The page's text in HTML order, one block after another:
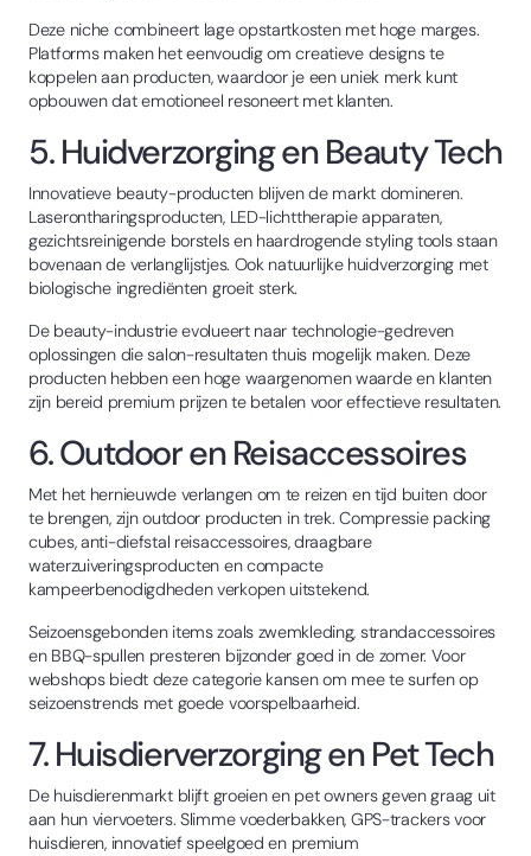
Deze niche combineert lage opstartkosten met hoge marges.
Platforms maken het eenvoudig om creatieve designs te
koppelen aan producten, waardoor je een uniek merk kunt
opbouwen dat emotioneel resoneert met klanten.
5. Huidverzorging en Beauty Tech
Innovatieve beauty-producten blijven de markt domineren.
Laserontharingsproducten, LED-lichttherapie apparaten,
gezichtsreinigende borstels en haardrogende styling tools staan
bovenaan de verlanglijstjes. Ook natuurlijke huidverzorging met
biologische ingrediënten groeit sterk.
De beauty-industrie evolueert naar technologie-gedreven
oplossingen die salon-resultaten thuis mogelijk maken. Deze
producten hebben een hoge waargenomen waarde en klanten
zijn bereid premium prijzen te betalen voor effectieve resultaten.
6. Outdoor en Reisaccessoires
Met het hernieuwde verlangen om te reizen en tijd buiten door
te brengen, zijn outdoor producten in trek. Compressie packing
cubes, anti-diefstal reisaccessoires, draagbare
waterzuiveringsproducten en compacte
kampeerbenodigdheden verkopen uitstekend.
Seizoensgebonden items zoals zwemkleding, strandaccessoires
en BBQ-spullen presteren bijzonder goed in de zomer. Voor
webshops biedt deze categorie kansen om mee te surfen op
seizoenstrends met goede voorspelbaarheid.
7. Huisdierverzorging en Pet Tech
De huisdierenmarkt blijft groeien en pet owners geven graag uit
aan hun viervoeters. Slimme voederbakken, GPS-trackers voor
huisdieren, innovatief speelgoed en premium